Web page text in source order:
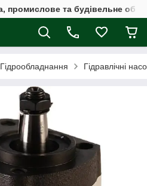
промислове та будівельне
Гідрообладнання Гідравлічні